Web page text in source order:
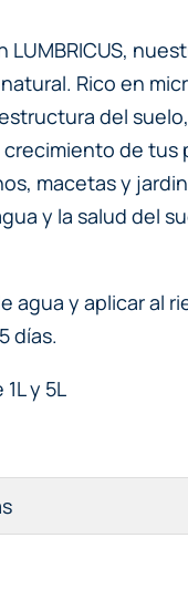
LUMBRICUS,
Rico en
del
de tus
macetas y
y la salud del
agua y aplicar al
días.
y 5L